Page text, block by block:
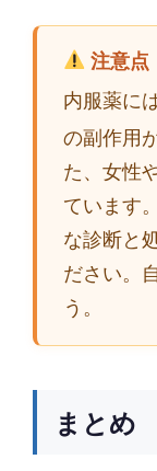
注意点
内服薬に
の副作用
た、女性
ています
な診断と
ださい。
う。
まとめ